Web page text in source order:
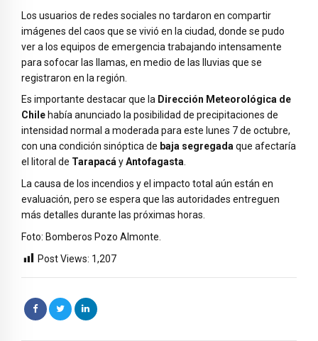
Los usuarios de redes sociales no tardaron en compartir
imágenes del caos que se vivió en la ciudad, donde se pudo
ver a los equipos de emergencia trabajando intensamente
para sofocar las llamas, en medio de las lluvias que se
registraron en la región.
Es importante destacar que la Dirección Meteorológica de
Chile había anunciado la posibilidad de precipitaciones de
intensidad normal a moderada para este lunes 7 de octubre,
con una condición sinóptica de baja segregadaque afectaría
el litoral de TarapacáyAntofagasta.
La causa de los incendios y el impacto total aún están en
evaluación, pero se espera que las autoridades entreguen
más detalles durante las próximas horas.
Foto: Bomberos Pozo Almonte.
Post Views: 1,207